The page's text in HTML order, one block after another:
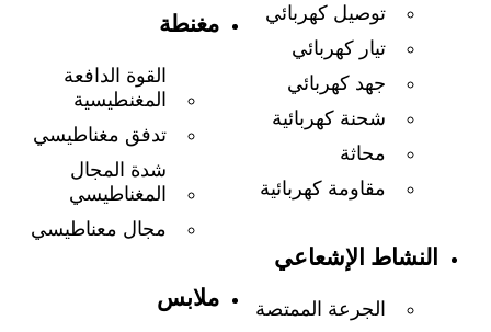
توصيل كهربائي
تيار كهربائي
جهد كهربائي
شحنة كهربائية
محاثة
مقاومة كهربائية
النشاط الإشعاعي
الجرعة الممتصة
مغنطة
القوة الدافعة
المغنطيسية
تدفق مغناطيسي
شدة المجال
المغناطيسي
مجال معناطيسي
ملابس